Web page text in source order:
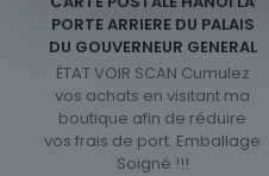
PORTE ARRIERE DU PALAIS
DU GOUVERNEUR GENERAL
ÉTAT VOIR SCAN Cumulez
vos achats en visitant ma
boutique afin de réduire
vos frais de port. Emballage
Soigné !!!